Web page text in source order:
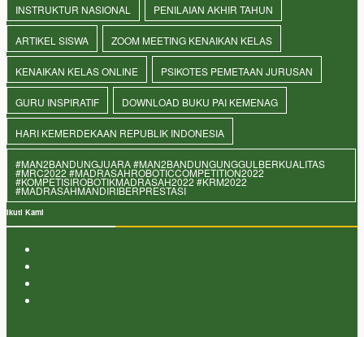
INSTRUKTUR NASIONAL PENILAIAN AKHIR TAHUN
ARTIKEL SISWA ZOOM MEETING KENAIKAN KELAS
KENAIKAN KELAS ONLINE PSIKOTES PEMETAAN JURUSAN
GURU INSPIRATIF DOWNLOAD BUKU PAI KEMENAG
HARI KEMERDEKAAN REPUBLIK INDONESIA
#MAN2BANDUNGJUARA #MAN2BANDUNGUNGGULBERKUALITAS
#MRC2022 #MADRASAHROBOTICCOMPETITION2022
#KOMPETISIROBOTIKMADRASAH2022 #KRM2022
#MADRASAHMANDIRIBERPRESTASI
Ikuti Kami